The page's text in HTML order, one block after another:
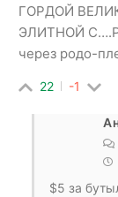
ГОРДОЙ
ЭЛИТНОЙ
через родо-
22 -1
$5 за